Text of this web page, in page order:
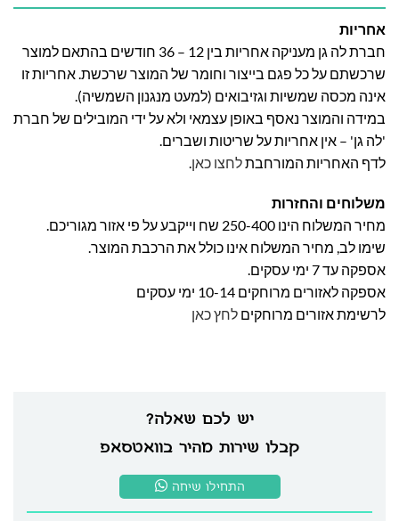
יש לכם שאלה?
קבלו שירות מהיר בוואטסאפ
התחילו שיחה
אחריות
חברת לה גן מעניקה אחריות בין 12 – 36 חודשים בהתאם למוצר
שרכשתם על כל פגם בייצור וחומר של המוצר שרכשת. אחריות זו
אינה מכסה שמשיות וגזיבואים (למעט מנגנון השמשיה).
במידה והמוצר נאסף באופן עצמאי ולא על ידי המובילים של חברת
'לה גן' – אין אחריות על שריטות ושברים.
לדף האחריות המורחבתלחצו כאן.
משלוחים והחזרות
מחיר המשלוח הינו 250-400 שח וייקבע על פי אזור מגוריכם.
שימו לב, מחיר המשלוח אינו כולל את הרכבת המוצר.
אספקה עד 7 ימי עסקים.
אספקה לאזורים מרוחקים 10-14 ימי עסקים
לרשימת אזורים מרוחקים לחץ כאן